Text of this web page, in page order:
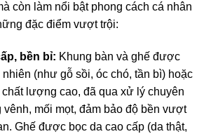
còn làm nổi bật phong cách cá nhân
đặc điểm vượt trội:
bền bỉ: Khung bàn và ghế được
(như gỗ sồi, óc chó, tần bì) hoặc
lượng cao, đã qua xử lý chuyên
vênh, mối mọt, đảm bảo độ bền vượt
Ghế được bọc da cao cấp (da thật,